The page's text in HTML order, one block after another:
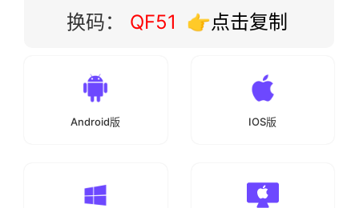
换码： QF51 👉点击复制
Android版 IOS版